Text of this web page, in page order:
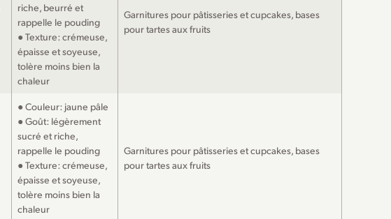
riche, beurré et
rappelle le pouding
● Texture: crémeuse,
épaisse et soyeuse,
tolère moins bien la
chaleur
Garnitures pour pâtisseries et cupcakes, bases
pour tartes aux fruits
● Couleur: jaune pâle
● Goût: légèrement
sucré et riche,
rappelle le pouding
● Texture: crémeuse,
épaisse et soyeuse,
tolère moins bien la
chaleur
Garnitures pour pâtisseries et cupcakes, bases
pour tartes aux fruits